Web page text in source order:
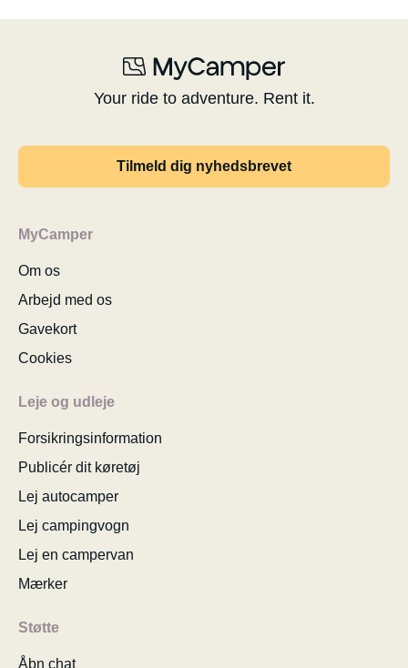
Your ride to adventure. Rent it.
Tilmeld dig nyhedsbrevet
MyCamper
Om os
Arbejd med os
Gavekort
Cookies
Leje og udleje
Forsikringsinformation
Publicér dit køretøj
Lej autocamper
Lej campingvogn
Lej en campervan
Mærker
Støtte
Åbn chat